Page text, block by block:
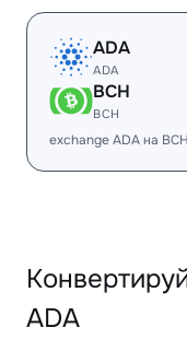
ADA
ADA
BCH
BCH
exchange ADA на
ADA